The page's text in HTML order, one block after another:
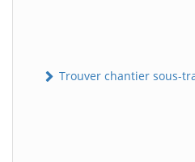
Trouver chantier sous-